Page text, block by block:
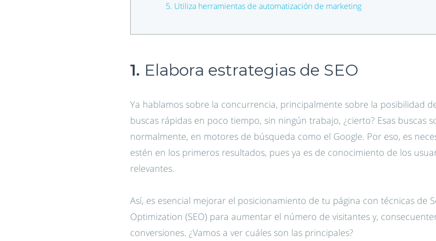
5. Utiliza herramientas de automatización de marketing
1. Elabora estrategias de SEO
Ya hablamos sobre la concurrencia, principalmente sobre la posibilidad
buscas rápidas en poco tiempo, sin ningún trabajo, ¿cierto? Esas buscas
normalmente, en motores de búsqueda como el Google. Por eso, es
estén en los primeros resultados, pues ya es de conocimiento de los
relevantes.
Así, es esencial mejorar el posicionamiento de tu página con técnicas de
Optimization (SEO) para aumentar el número de visitantes y,
conversiones. ¿Vamos a ver cuáles son las principales?